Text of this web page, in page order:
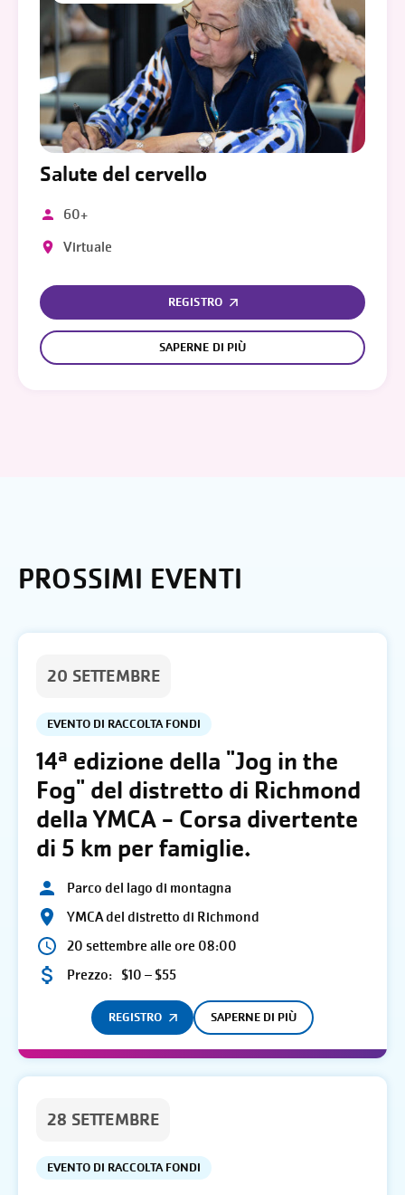
Salute del cervello
60+
Virtuale
REGISTRO
SAPERNE DI PIÙ
PROSSIMI EVENTI
20 SETTEMBRE
EVENTO DI RACCOLTA FONDI
14ª edizione della "Jog in the
Fog" del distretto di Richmond
della YMCA - Corsa divertente
di 5 km per famiglie.
Parco del lago di montagna
YMCA del distretto di Richmond
20 settembre alle ore 08:00
Prezzo: $10 – $55
REGISTRO SAPERNE DI PIÙ
28 SETTEMBRE
EVENTO DI RACCOLTA FONDI